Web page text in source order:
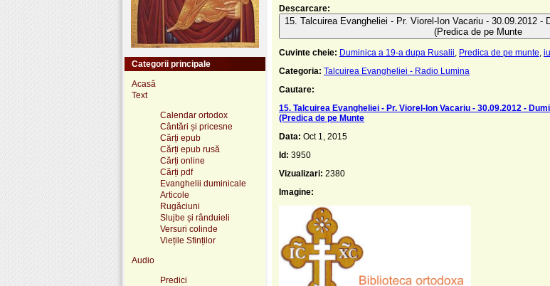
Descarcare:
15. Talcuirea Evangheliei - Pr. Viorel-Ion Vacariu - 30.09.2012 -
(Predica de pe Munte
Cuvinte cheie: Duminica a 19-a dupa Rusalii Predica de pe munte
Categoria: Talcuirea Evangheliei - Radio Lumina
Cautare:
15. Talcuirea Evangheliei - Pr. Viorel-Ion Vacariu - 30.09.2012 -
(Predica de pe Munte
Data: Oct 1, 2015
Id: 3950
Vizualizari: 2380
Imagine:
Categorii principale
Acasă
Text
Calendar ortodox
Cântări și pricesne
Cărți epub
Cărți epub rusă
Cărți online
Cărți pdf
Evanghelii duminicale
Articole
Rugăciuni
Slujbe și rânduieli
Versuri colinde
Viețile Sfinților
Audio
Predici